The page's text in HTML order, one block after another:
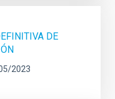
DE
2023